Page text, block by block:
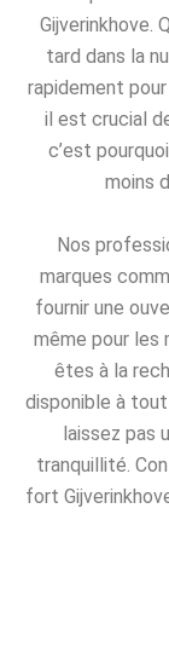
Gijverinkhove.
tard dans la
rapidement
il est crucial
c’est
moins
Nos
marques
fournir une
même pour les
êtes à la
disponible à
laissez pas
tranquillité.
fort